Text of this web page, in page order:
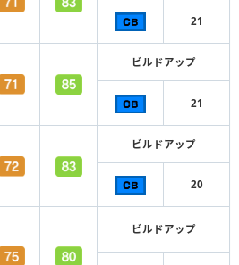
21
ビルドアップ
21
ビルドアップ
20
ビルドアップ